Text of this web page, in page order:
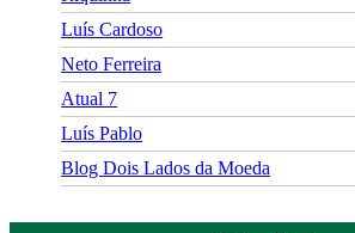
Luís Cardoso
Neto Ferreira
Atual 7
Luís Pablo
Blog Dois Lados da Moeda